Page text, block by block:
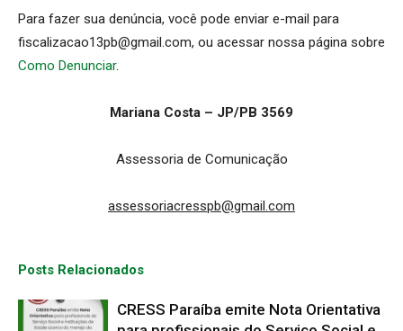
Para fazer sua denúncia, você pode enviar e-mail para
fiscalizacao13pb@gmail.com, ou acessar nossa página sobre
Como Denunciar.
Mariana Costa – JP/PB 3569
Assessoria de Comunicação
assessoriacresspb@gmail.com
Posts Relacionados
CRESS Paraíba emite Nota Orientativa